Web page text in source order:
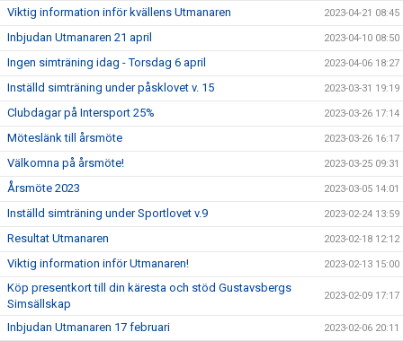
Viktig information inför kvällens Utmanaren 2023-04-21 08:45
Inbjudan Utmanaren 21 april 2023-04-10 08:50
Ingen simträning idag - Torsdag 6 april 2023-04-06 18:27
Inställd simträning under påsklovet v. 15 2023-03-31 19:19
Clubdagar på Intersport 25% 2023-03-26 17:14
Möteslänk till årsmöte 2023-03-26 16:17
Välkomna på årsmöte! 2023-03-25 09:31
Årsmöte 2023 2023-03-05 14:01
Inställd simträning under Sportlovet v.9 2023-02-24 13:59
Resultat Utmanaren 2023-02-18 12:12
Viktig information inför Utmanaren! 2023-02-13 15:00
Köp presentkort till din käresta och stöd Gustavsbergs
Simsällskap
2023-02-09 17:17
Inbjudan Utmanaren 17 februari 2023-02-06 20:11